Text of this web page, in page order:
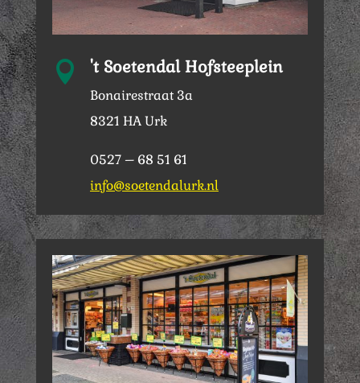
 't Soetendal Hofsteeplein
Bonairestraat 3a
8321 HA Urk
0527 – 68 51 61
info@soetendalurk.nl